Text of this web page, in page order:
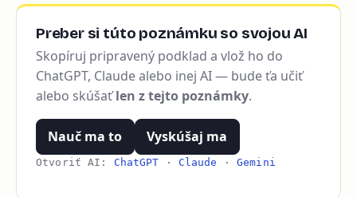
Preber si túto poznámku so svojou AI
Skopíruj pripravený podklad a vlož ho do
ChatGPT, Claude alebo inej AI — bude ťa učiť
alebo skúšaťlen z tejto poznámky.
Nauč ma to Vyskúšaj ma
Otvoriť AI: ChatGPT · Claude ·Gemini